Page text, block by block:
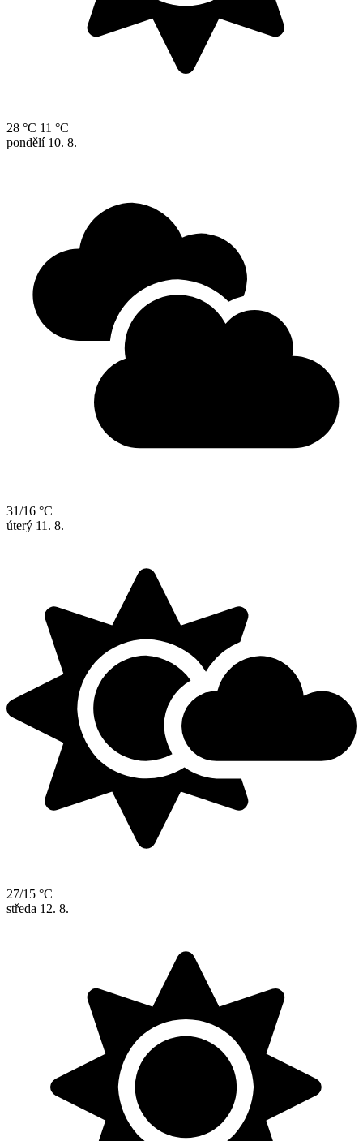
28 °C 11 °C
pondělí 10. 8.
31/16 °C
úterý 11. 8.
27/15 °C
středa 12. 8.